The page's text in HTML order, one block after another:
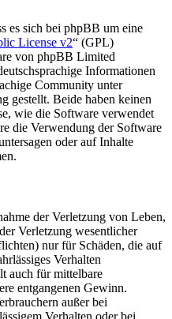
es sich bei phpBB um eine
License v2“ (GPL)
von phpBB Limited
Informationen
Community unter
gestellt. Beide haben keinen
wie die Software verwendet
die Verwendung der Software
oder auf Inhalte
der Verletzung von Leben,
Verletzung wesentlicher
nur für Schäden, die auf
Verhalten
auch für mittelbare
entgangenen Gewinn.
außer bei